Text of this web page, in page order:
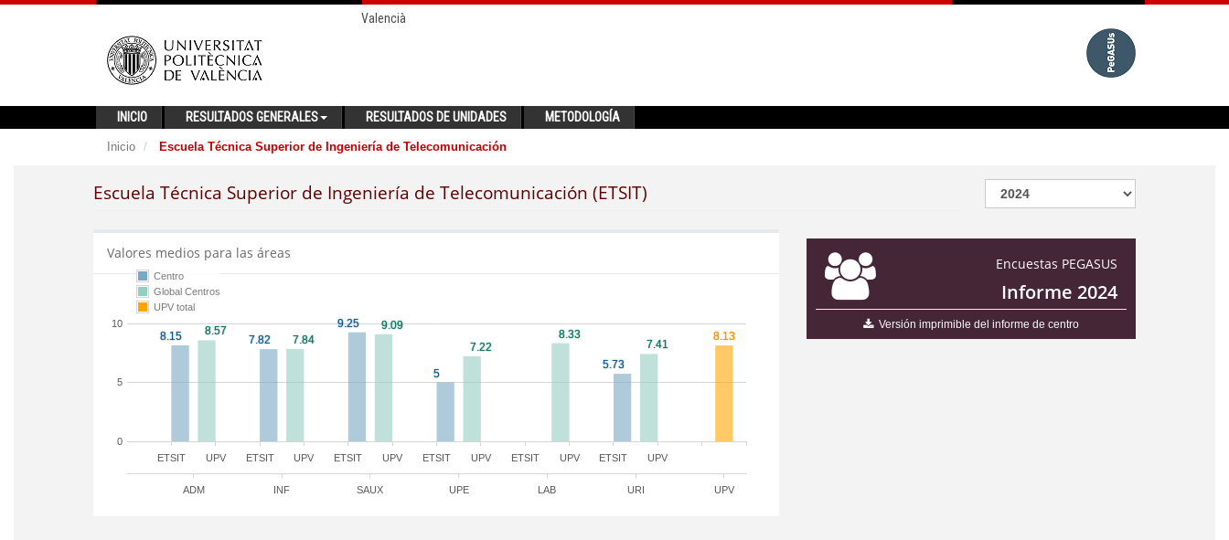
Valencià
INICIO RESULTADOS GENERALES RESULTADOS DE UNIDADES METODOLOGÍA
Inicio Escuela Técnica Superior de Ingeniería de Telecomunicación
Escuela Técnica Superior de Ingeniería de Telecomunicación (ETSIT)
Encuestas PEGASUS
Informe 2024
Versión imprimible del informe de centro
Valores medios para las áreas
ETSIT ETSIT ETSIT ETSIT ETSIT ETSIT
UPV UPV UPV UPV UPV UPV
ADM INF SAUX UPE LAB URI UPV
0
5
10
Centro
Global Centros
UPV total